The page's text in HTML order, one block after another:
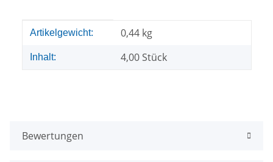
Produkteigenschaft
Wert
Artikelgewicht: 0,44 kg
Inhalt: 4,00 Stück
Bewertungen